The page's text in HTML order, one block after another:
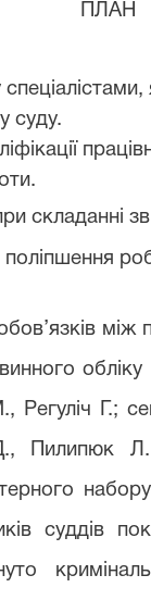
ПЛАН
суду.
складанні
поліпшення
обліку
Регуліч Г.;
Пилипюк
суддів